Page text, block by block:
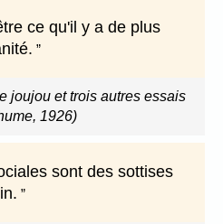
ce qu'il y a de plus
joujou et trois autres essais
1926)
sont des sottises